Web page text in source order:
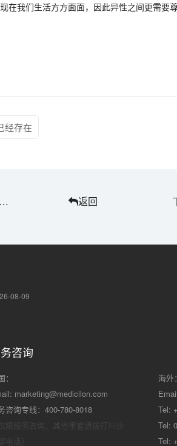
在我们生活方方面面，因此异性之间更需要
经存在
返回
08-09
咨询
：
marketing@medicilon.com
咨询专线：400-780-8018
海外：
Tel:
Tel:
Tel: